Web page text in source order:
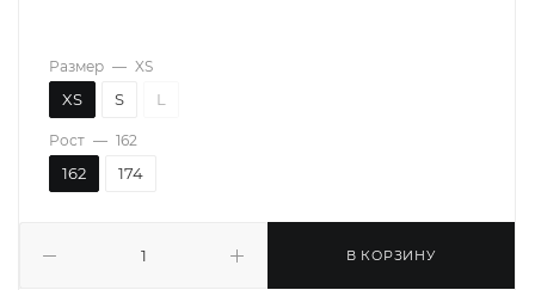
В КОРЗИНУ
Размер — XS
XS S L
Рост — 162
162 174